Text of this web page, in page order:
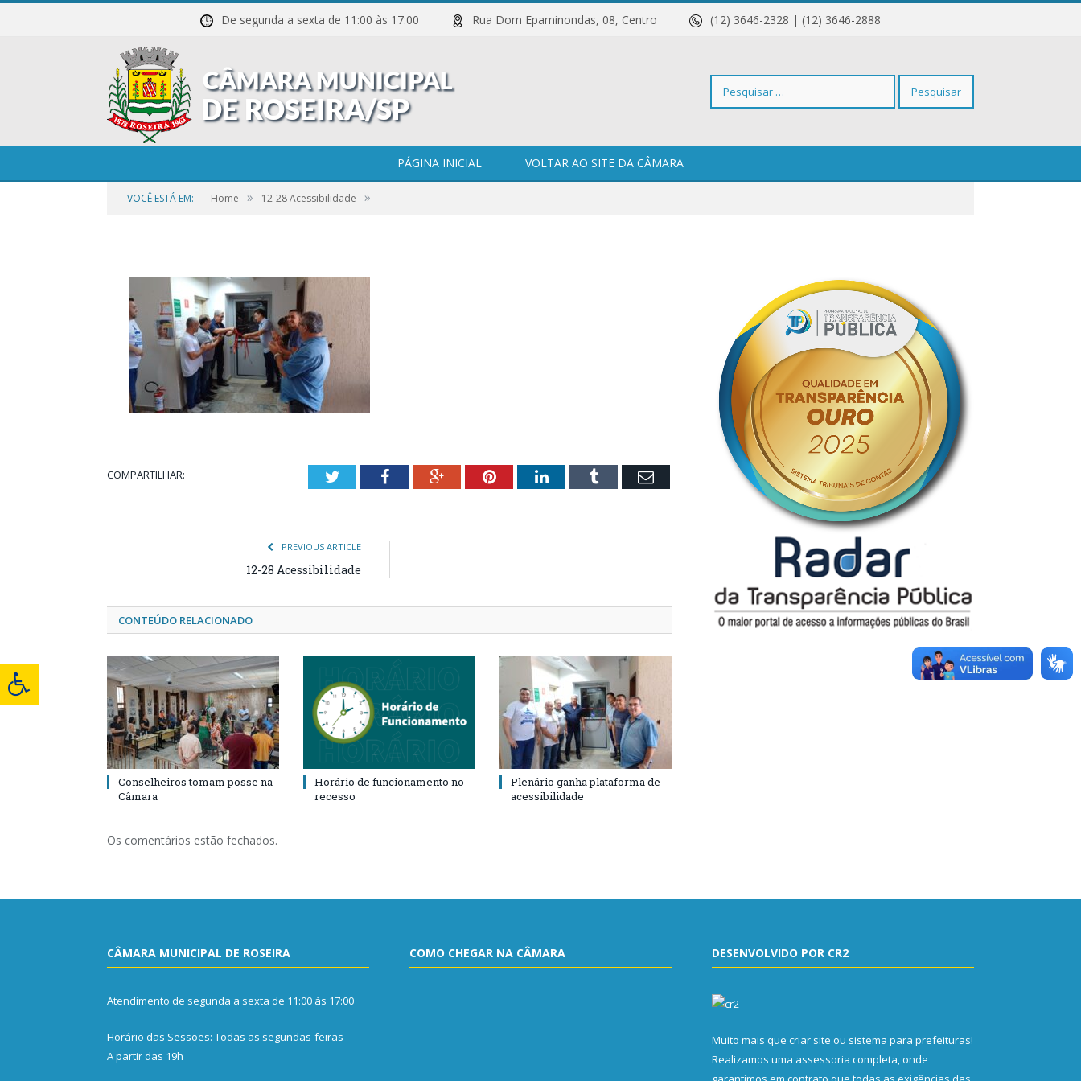
De segunda a sexta de 11:00 às 17:00 Rua Dom Epaminondas, 08, Centro (12) 3646-2328 | (12) 3646-2888
Pesquisar
PÁGINA INICIAL VOLTAR AO SITE DA CÂMARA
VOCÊ ESTÁ EM: Home » 12-28 Acessibilidade »
COMPARTILHAR: TwitterFacebookGoogle+PinterestLinkedInTumblr Email
PREVIOUS ARTICLE
12-28 Acessibilidade
CONTEÚDO RELACIONADO
Conselheiros tomam posse na
Câmara
Horário de funcionamento no
recesso
Plenário ganha plataforma de
acessibilidade
Os comentários estão fechados.
CÂMARA MUNICIPAL DE ROSEIRA
Atendimento de segunda a sexta de 11:00 às 17:00
Horário das Sessões: Todas as segundas-feiras
A partir das 19h
COMO CHEGAR NA CÂMARA DESENVOLVIDO POR CR2
Muito mais que criar site ou sistema para prefeituras!
Realizamos uma assessoria completa, onde